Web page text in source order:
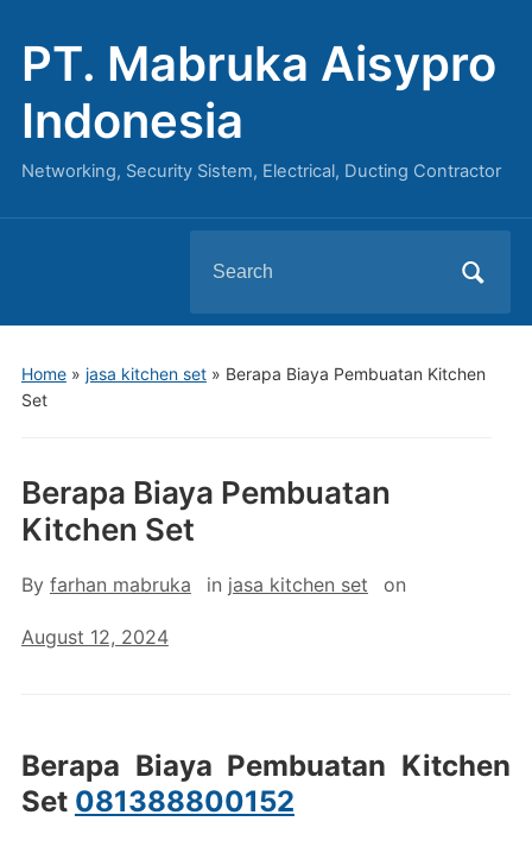
PT. Mabruka Aisypro
Indonesia
Networking, Security Sistem, Electrical, Ducting Contractor
for:
Home» jasa kitchen set» Berapa Biaya Pembuatan Kitchen
Set
Berapa Biaya Pembuatan
Kitchen Set
By farhan mabruka in jasa kitchen set on
August 12, 2024
Berapa Biaya Pembuatan Kitchen
Set 081388800152